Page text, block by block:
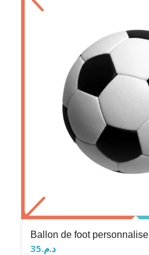
Ballon de foot personnalise
د.م.35